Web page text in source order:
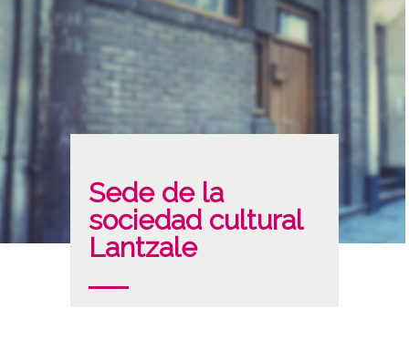
Sede de la
sociedad cultural
Lantzale